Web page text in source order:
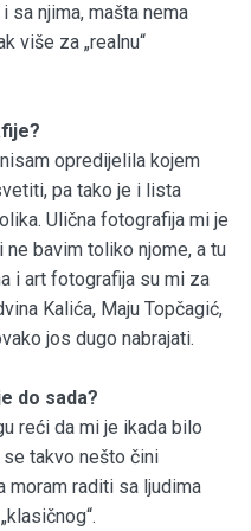
njima, mašta nema
više za „realnu“
opredijelila kojem
pa tako je i lista
Ulična fotografija mi je
ne bavim toliko njome, a tu
i art fotografija su mi za
Kalića, Maju Topčagić,
jos dugo nabrajati.
do sada?
reći da mi je ikada bilo
se takvo nešto čini
moram raditi sa ljudima